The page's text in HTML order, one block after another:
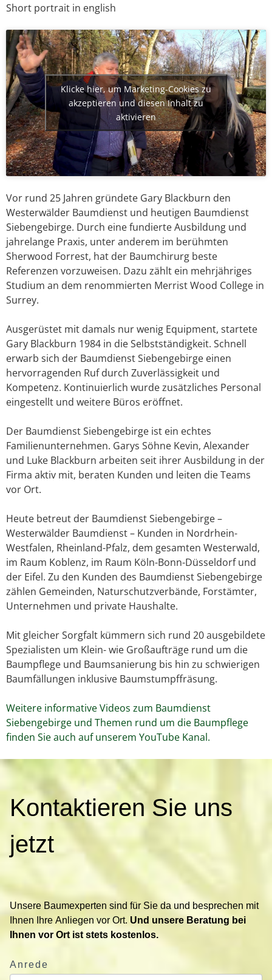
Short portrait in english
Klicke hier, um Marketing-Cookies zu
akzeptieren und diesen Inhalt zu
aktivieren
Vor rund 25 Jahren gründete Gary Blackburn den
Westerwälder Baumdienst und heutigen Baumdienst
Siebengebirge. Durch eine fundierte Ausbildung und
jahrelange Praxis, unter anderem im berühmten
Sherwood Forrest, hat der Baumchirurg beste
Referenzen vorzuweisen. Dazu zählt ein mehrjähriges
Studium an dem renommierten Merrist Wood College in
Surrey.
Ausgerüstet mit damals nur wenig Equipment, startete
Gary Blackburn 1984 in die Selbstständigkeit. Schnell
erwarb sich der Baumdienst Siebengebirge einen
hervorragenden Ruf durch Zuverlässigkeit und
Kompetenz. Kontinuierlich wurde zusätzliches Personal
eingestellt und weitere Büros eröffnet.
Der Baumdienst Siebengebirge ist ein echtes
Familienunternehmen. Garys Söhne Kevin, Alexander
und Luke Blackburn arbeiten seit ihrer Ausbildung in der
Firma aktiv mit, beraten Kunden und leiten die Teams
vor Ort.
Heute betreut der Baumdienst Siebengebirge –
Westerwälder Baumdienst – Kunden in Nordrhein-
Westfalen, Rheinland-Pfalz, dem gesamten Westerwald,
im Raum Koblenz, im Raum Köln-Bonn-Düsseldorf und
der Eifel. Zu den Kunden des Baumdienst Siebengebirge
zählen Gemeinden, Naturschutzverbände, Forstämter,
Unternehmen und private Haushalte.
Mit gleicher Sorgfalt kümmern sich rund 20 ausgebildete
Spezialisten um Klein- wie Großaufträge rund um die
Baumpflege und Baumsanierung bis hin zu schwierigen
Baumfällungen inklusive Baumstumpffräsung.
Weitere informative Videos zum Baumdienst
Siebengebirge und Themen rund um die Baumpflege
finden Sie auch auf unserem YouTube Kanal.
o
n
t
e
r
e
S
Kontaktieren Sie uns
jetzt
Unsere Baumexperten sind für Sie da und besprechen mit
Ihnen Ihre Anliegen vor Ort. Und unsere Beratung bei
Ihnen vor Ort ist stets kostenlos.
Anrede